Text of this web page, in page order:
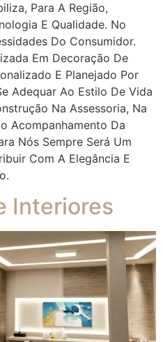
Para A Região,
E Qualidade. No
Do Consumidor.
Em Decoração De
E Planejado Por
Adequar Ao Estilo De Vida
Na Assessoria, Na
Acompanhamento Da
Nós Sempre Será Um
Com A Elegância E
Interiores